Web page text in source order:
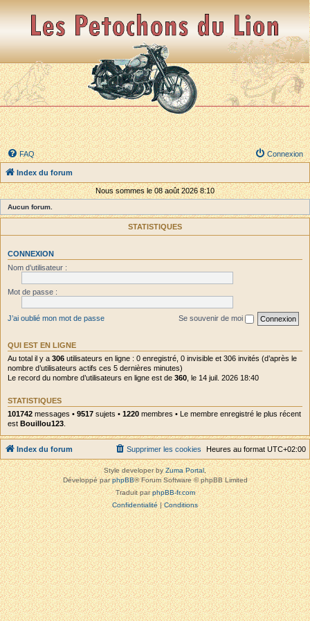
FAQ Connexion
Index du forum
Nous sommes le 08 août 2026 8:10
Aucun forum.
STATISTIQUES
CONNEXION
Nom d’utilisateur :
Mot de passe :
J’ai oublié mon mot de passe Se souvenir de moi
QUI EST EN LIGNE
Au total il y a 306 utilisateurs en ligne : 0 enregistré, 0 invisible et 306 invités (d’après le
nombre d’utilisateurs actifs ces 5 dernières minutes)
Le record du nombre d’utilisateurs en ligne est de 360 , le 14 juil. 2026 18:40
STATISTIQUES
101742 messages • 9517 sujets • 1220 membres • Le membre enregistré le plus récent
est Bouillou123
Index du forum Heures au format UTC+02:00
Supprimer les cookies
Style developer byZuma Portal,
Développé parphpBB® Forum Software © phpBB Limited
Traduit parphpBB-fr.com
Confidentialité|Conditions